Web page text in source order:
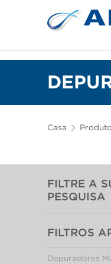
Casa
FILTRE A
PESQUISA
FILTROS
Depuradores